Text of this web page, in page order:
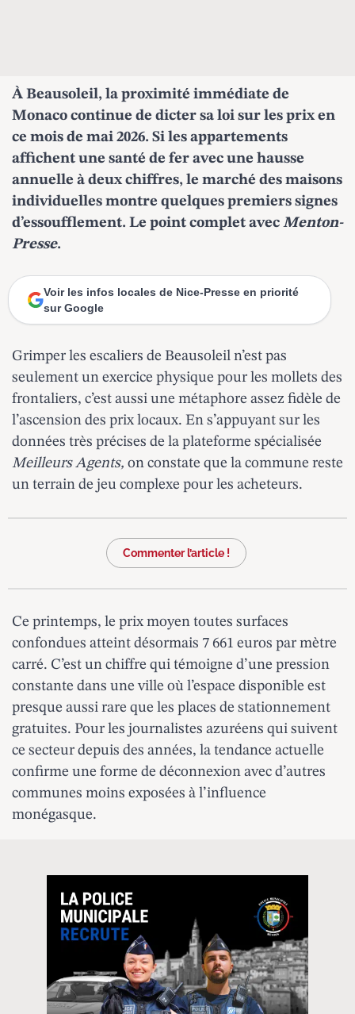
À Beausoleil, la proximité immédiate de
Monaco continue de dicter sa loi sur les prix en
ce mois de mai 2026. Si les appartements
affichent une santé de fer avec une hausse
annuelle à deux chiffres, le marché des maisons
individuelles montre quelques premiers signes
d’essoufflement. Le point complet avec Menton-
Presse.
Voir les infos locales de Nice-Presse en priorité
sur Google
Grimper les escaliers de Beausoleil n’est pas
seulement un exercice physique pour les mollets des
frontaliers, c’est aussi une métaphore assez fidèle de
l’ascension des prix locaux. En s’appuyant sur les
données très précises de la plateforme spécialisée
Meilleurs Agents, on constate que la commune reste
un terrain de jeu complexe pour les acheteurs.
Commenter l’article !
Ce printemps, le prix moyen toutes surfaces
confondues atteint désormais 7 661 euros par mètre
carré. C’est un chiffre qui témoigne d’une pression
constante dans une ville où l’espace disponible est
presque aussi rare que les places de stationnement
gratuites. Pour les journalistes azuréens qui suivent
ce secteur depuis des années, la tendance actuelle
confirme une forme de déconnexion avec d’autres
communes moins exposées à l’influence
monégasque.